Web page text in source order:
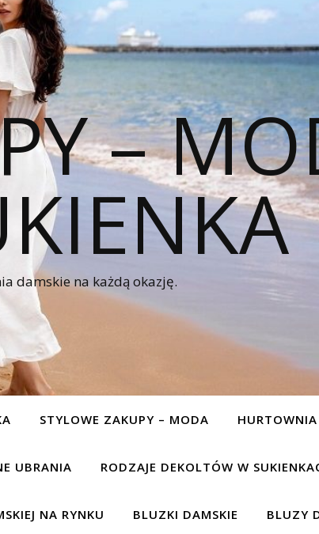
–
damskie na każdą okazję.
STYLOWE ZAKUPY – MODA
UBRANIA RODZAJE DEKOLTÓW W
NA RYNKU BLUZKI DAMSKIE BLUZY